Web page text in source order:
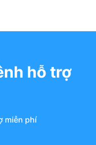
hỗ trợ
miễn phí